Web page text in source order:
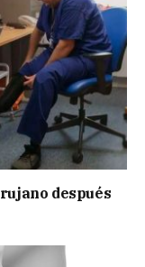
después